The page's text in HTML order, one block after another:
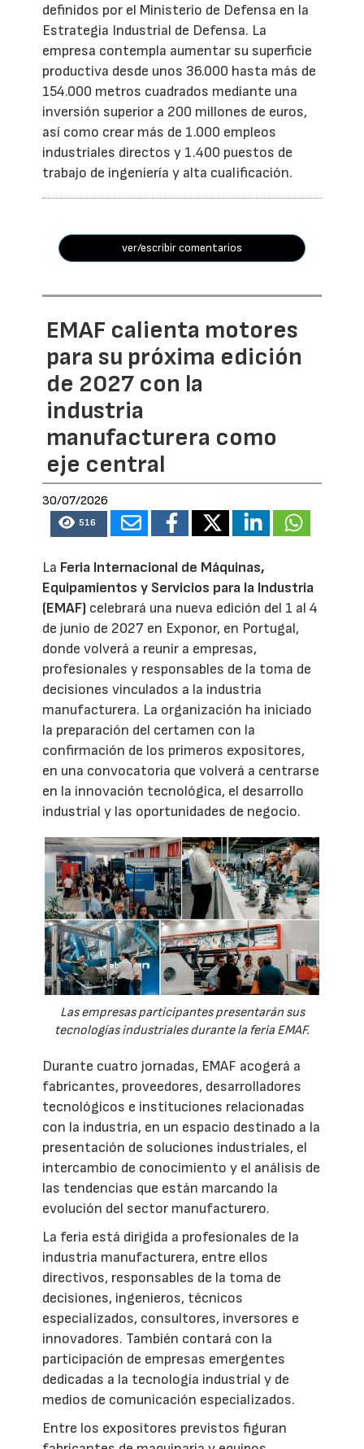
definidos por el Ministerio de Defensa en la
Estrategia Industrial de Defensa. La
empresa contempla aumentar su superficie
productiva desde unos 36.000 hasta más de
154.000 metros cuadrados mediante una
inversión superior a 200 millones de euros,
así como crear más de 1.000 empleos
industriales directos y 1.400 puestos de
trabajo de ingeniería y alta cualificación.
ver/escribir comentarios
EMAF calienta motores
para su próxima edición
de 2027 con la
industria
manufacturera como
eje central
30/07/2026
516
La Feria Internacional de Máquinas,
Equipamientos y Servicios para la Industria
(EMAF) celebrará una nueva edición del 1 al 4
de junio de 2027 en Exponor, en Portugal,
donde volverá a reunir a empresas,
profesionales y responsables de la toma de
decisiones vinculados a la industria
manufacturera. La organización ha iniciado
la preparación del certamen con la
confirmación de los primeros expositores,
en una convocatoria que volverá a centrarse
en la innovación tecnológica, el desarrollo
industrial y las oportunidades de negocio.
Las empresas participantes presentarán sus
tecnologías industriales durante la feria EMAF.
Durante cuatro jornadas, EMAF acogerá a
fabricantes, proveedores, desarrolladores
tecnológicos e instituciones relacionadas
con la industria, en un espacio destinado a la
presentación de soluciones industriales, el
intercambio de conocimiento y el análisis de
las tendencias que están marcando la
evolución del sector manufacturero.
La feria está dirigida a profesionales de la
industria manufacturera, entre ellos
directivos, responsables de la toma de
decisiones, ingenieros, técnicos
especializados, consultores, inversores e
innovadores. También contará con la
participación de empresas emergentes
dedicadas a la tecnología industrial y de
medios de comunicación especializados.
Entre los expositores previstos figuran